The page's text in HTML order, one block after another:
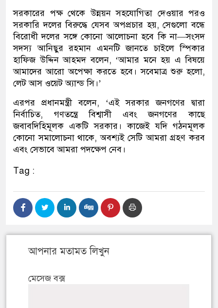
সরকারের পক্ষ থেকে উন্নয়ন সহযোগিতা দেওয়ার পরও
সরকারি দলের বিরুদ্ধে যেসব অপপ্রচার হয়, সেগুলো বন্ধে
বিরোধী দলের সঙ্গে কোনো আলোচনা হবে কি না—সংসদ
সদস্য আনিছুর রহমান এমনটি জানতে চাইলে স্পিকার
হাফিজ উদ্দিন আহমদ বলেন, ‘আমার মনে হয় এ বিষয়ে
আমাদের আরো অপেক্ষা করতে হবে। সবেমাত্র শুরু হলো,
লেট আস ওয়েট অ্যান্ড সি।’
এরপর প্রধানমন্ত্রী বলেন, ‘এই সরকার জনগণের দ্বারা
নির্বাচিত, গণতন্ত্রে বিশ্বাসী এবং জনগণের কাছে
জবাবদিহিমূলক একটি সরকার। কাজেই যদি গঠনমূলক
কোনো সমালোচনা থাকে, অবশ্যই সেটি আমরা গ্রহণ করব
এবং সেভাবে আমরা পদক্ষেপ নেব।
Tag :
আপনার মতামত লিখুন
মেসেজ বক্স